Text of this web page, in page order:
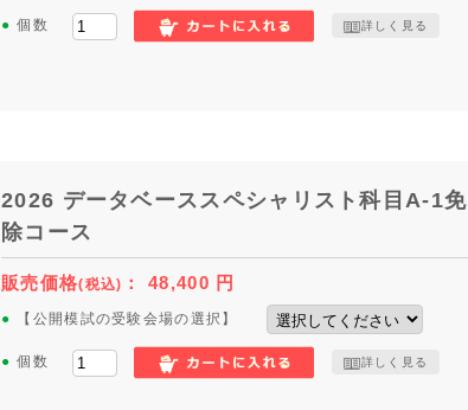
● 個数 詳しく見る
2026 データベーススペシャリスト科目A-1免
除コース
販売価格(税込) ：48,400 円
● 【公開模試の受験会場の選択】
● 個数 詳しく見る